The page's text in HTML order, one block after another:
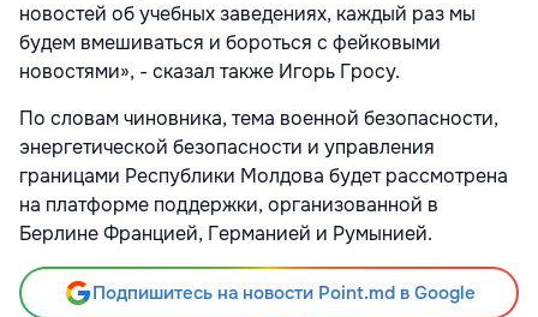
новостей об учебных заведениях, каждый раз мы
будем вмешиваться и бороться с фейковыми
новостями», - сказал также Игорь Гросу.
По словам чиновника, тема военной безопасности,
энергетической безопасности и управления
границами Республики Молдова будет рассмотрена
на платформе поддержки, организованной в
Берлине Францией, Германией и Румынией.
Подпишитесь на новости Point.md в Google